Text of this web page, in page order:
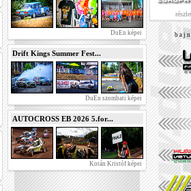
DuEn képei
Drift Kings Summer Fest...
DuEn szombati képei
AUTOCROSS EB 2026 5.for...
Kotán Kristóf képei
b a j